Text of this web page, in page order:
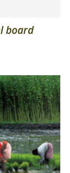
board